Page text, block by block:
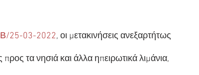
25-03-2022, οι μετακινήσεις ανεξαρτήτως
τα νησιά και άλλα ηπειρωτικά λιμάνια,